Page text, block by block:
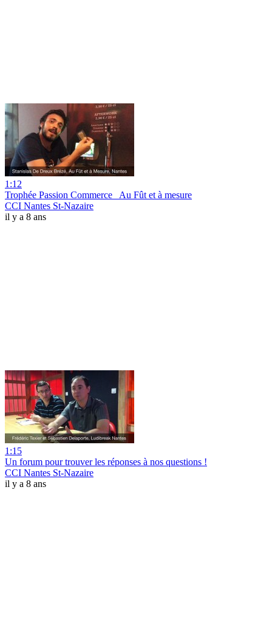
1:12
Trophée Passion Commerce_ Au Fût et à mesure
CCI Nantes St-Nazaire
il y a 8 ans
1:15
Un forum pour trouver les réponses à nos questions !
CCI Nantes St-Nazaire
il y a 8 ans